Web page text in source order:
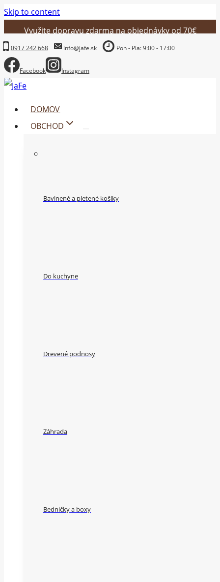
Skip to content
Využite dopravu zdarma na objednávky od 70€
0917 242 668 info@jafe.sk Pon - Pia: 9:00 - 17:00
Facebook Instagram
DOMOV
OBCHOD
Bavlnené a pletené košíky
Do kuchyne
Drevené podnosy
Záhrada
Bedničky a boxy